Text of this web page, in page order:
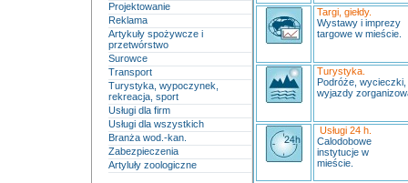
Projektowanie
Reklama
Artykuły spożywcze i
przetwórstwo
Surowce
Transport
Turystyka, wypoczynek,
rekreacja, sport
Usługi dla firm
Usługi dla wszystkich
Branża wod.-kan.
Zabezpieczenia
Artyluły zoologiczne
Targi, giełdy.
Wystawy i imprezy
targowe w mieście.
Turystyka.
Podróże, wycieczki,
wyjazdy
Usługi 24 h.
Calodobowe
instytucje w
mieście.